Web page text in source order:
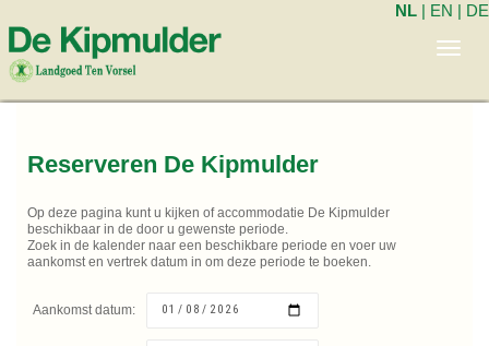
NL | EN | DE
Reserveren De Kipmulder
Op deze pagina kunt u kijken of accommodatie De Kipmulder
beschikbaar in de door u gewenste periode.
Zoek in de kalender naar een beschikbare periode en voer uw
aankomst en vertrek datum in om deze periode te boeken.
Aankomst datum: